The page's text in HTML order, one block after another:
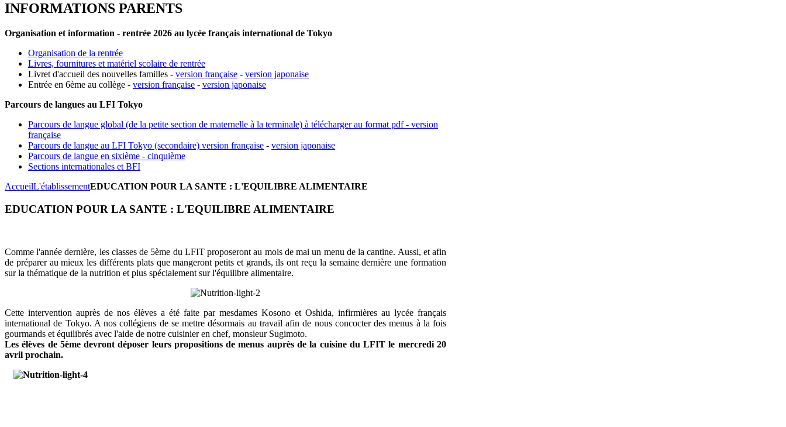
INFORMATIONS PARENTS
Organisation et information - rentrée 2026 au lycée français international de Tokyo
Organisation de la rentrée
Livres, fournitures et matériel scolaire de rentrée
Livret d'accueil des nouvelles familles - version française - version japonaise
Entrée en 6ème au collège - version française - version japonaise
Parcours de langues au LFI Tokyo
Parcours de langue global (de la petite section de maternelle à la terminale) à télécharger au format pdf - version
française
Parcours de langue au LFI Tokyo (secondaire) version française - version japonaise
Parcours de langue en sixième - cinquième
Sections internationales et BFI
AccueilL'établissementEDUCATION POUR LA SANTE : L'EQUILIBRE ALIMENTAIRE
EDUCATION POUR LA SANTE : L'EQUILIBRE ALIMENTAIRE
Comme l'année dernière, les classes de 5ème du LFIT proposeront au mois de mai un menu de la cantine. Aussi, et afin
de préparer au mieux les différents plats que mangeront petits et grands, ils ont reçu la semaine dernière une formation
sur la thématique de la nutrition et plus spécialement sur l'équilibre alimentaire.
Cette intervention auprès de nos élèves a été faite par mesdames Kosono et Oshida, infirmières au lycée français
international de Tokyo. A nos collégiens de se mettre désormais au travail afin de nous concocter des menus à la fois
gourmands et équilibrés avec l'aide de notre cuisinier en chef, monsieur Sugimoto.
Les élèves de 5ème devront déposer leurs propositions de menus auprès de la cuisine du LFIT le mercredi 20
avril prochain.